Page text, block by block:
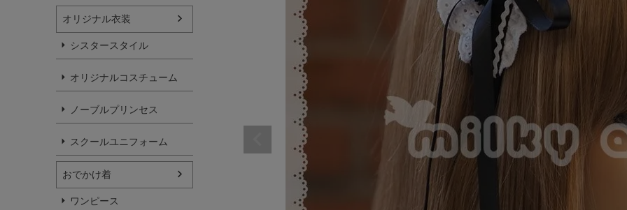
オリジナル衣装
シスタースタイル
オリジナルコスチューム
ノーブルプリンセス
スクールユニフォーム
おでかけ着
ワンピース